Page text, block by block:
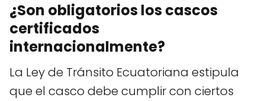
¿Son obligatorios los cascos
certificados
internacionalmente?
La Ley de Tránsito Ecuatoriana estipula
que el casco debe cumplir con ciertos